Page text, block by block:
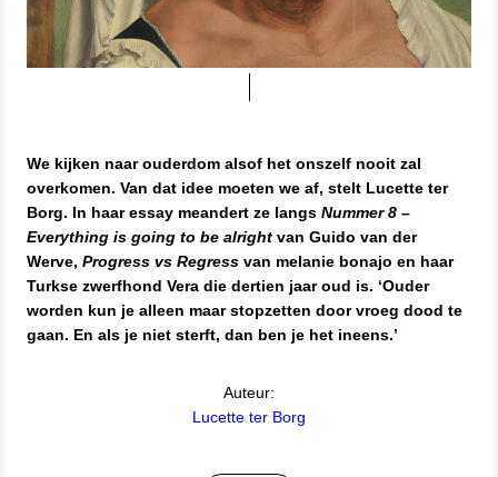
We kijken naar ouderdom alsof het onszelf nooit zal
overkomen. Van dat idee moeten we af, stelt Lucette ter
Borg. In haar essay meandert ze langs Nummer 8 –
Everything is going to be alright van Guido van der
Werve, Progress vs Regress van melanie bonajo en haar
Turkse zwerfhond Vera die dertien jaar oud is. ‘Ouder
worden kun je alleen maar stopzetten door vroeg dood te
gaan. En als je niet sterft, dan ben je het ineens.’
Auteur:
Lucette ter Borg